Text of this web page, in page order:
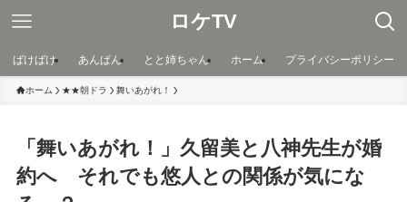
ロケTV
ばけばけ あんぱん とと姉ちゃん ホーム プライバシーポリシー
ホーム ★★朝ドラ 舞いあがれ！
「舞いあがれ！」久留美と八神先生が婚
約へ それでも悠人との関係が気にな